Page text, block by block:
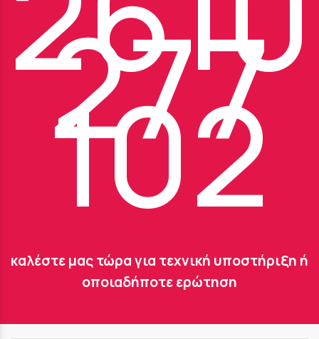
277
102
καλέστε μας τώρα για τεχνική υποστήριξη ή
οποιαδήποτε ερώτηση